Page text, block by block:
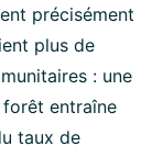
précisément
plus de
: une
forêt entraîne
taux de